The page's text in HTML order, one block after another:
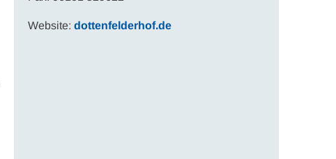
Website: dottenfelderhof.de